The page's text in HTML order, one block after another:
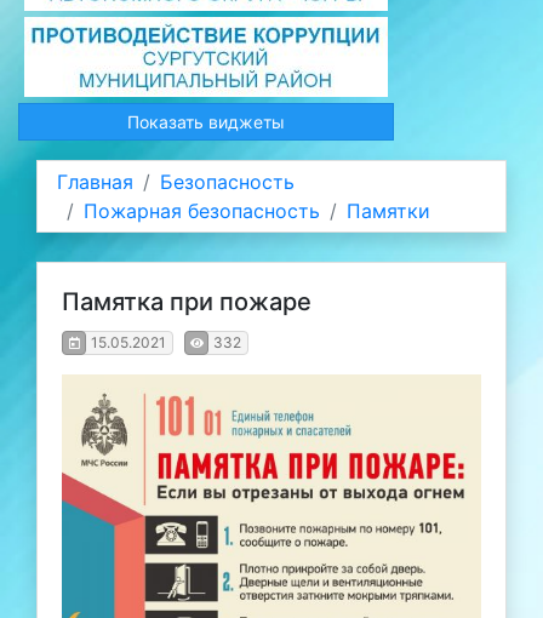
Показать виджеты
Главная
Безопасность
Пожарная безопасность
Памятки
Памятка при пожаре
15.05.2021 332